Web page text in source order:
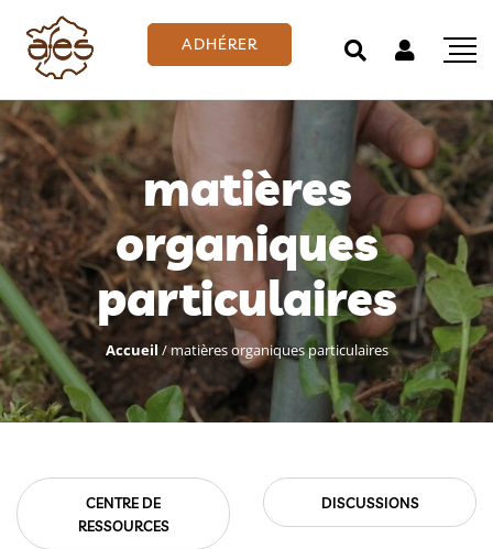
ADHÉRER
matières
organiques
particulaires
Accueil /matières organiques particulaires
CENTRE DE
RESSOURCES
DISCUSSIONS